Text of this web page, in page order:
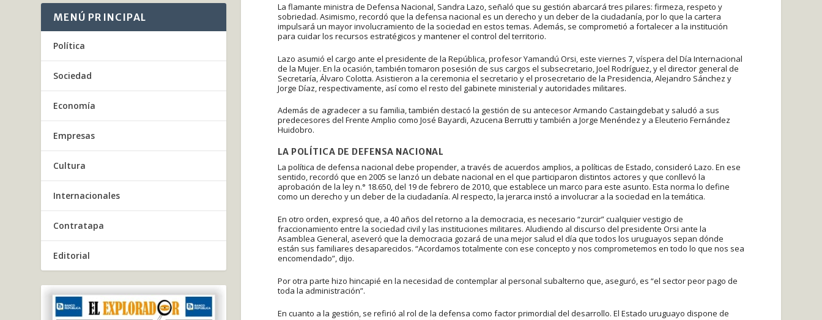
La flamante ministra de Defensa Nacional, Sandra Lazo, señaló que su gestión abarcará tres pilares: firmeza, respeto y
sobriedad. Asimismo, recordó que la defensa nacional es un derecho y un deber de la ciudadanía, por lo que la cartera
impulsará un mayor involucramiento de la sociedad en estos temas. Además, se comprometió a fortalecer a la institución
para cuidar los recursos estratégicos y mantener el control del territorio.
Lazo asumió el cargo ante el presidente de la República, profesor Yamandú Orsi, este viernes 7, víspera del Día Internacional
de la Mujer. En la ocasión, también tomaron posesión de sus cargos el subsecretario, Joel Rodríguez, y el director general de
Secretaría, Álvaro Colotta. Asistieron a la ceremonia el secretario y el prosecretario de la Presidencia, Alejandro Sánchez y
Jorge Díaz, respectivamente, así como el resto del gabinete ministerial y autoridades militares.
Además de agradecer a su familia, también destacó la gestión de su antecesor Armando Castaingdebat y saludó a sus
predecesores del Frente Amplio como José Bayardi, Azucena Berrutti y también a Jorge Menéndez y a Eleuterio Fernández
Huidobro.
LA POLÍTICA DE DEFENSA NACIONAL
La política de defensa nacional debe propender, a través de acuerdos amplios, a políticas de Estado, consideró Lazo. En ese
sentido, recordó que en 2005 se lanzó un debate nacional en el que participaron distintos actores y que conllevó la
aprobación de la ley n.° 18.650, del 19 de febrero de 2010, que establece un marco para este asunto. Esta norma lo define
como un derecho y un deber de la ciudadanía. Al respecto, la jerarca instó a involucrar a la sociedad en la temática.
En otro orden, expresó que, a 40 años del retorno a la democracia, es necesario “zurcir” cualquier vestigio de
fraccionamiento entre la sociedad civil y las instituciones militares. Aludiendo al discurso del presidente Orsi ante la
Asamblea General, aseveró que la democracia gozará de una mejor salud el día que todos los uruguayos sepan dónde
están sus familiares desaparecidos. “Acordamos totalmente con ese concepto y nos comprometemos en todo lo que nos sea
encomendado”, dijo.
Por otra parte hizo hincapié en la necesidad de contemplar al personal subalterno que, aseguró, es “el sector peor pago de
toda la administración”.
En cuanto a la gestión, se refirió al rol de la defensa como factor primordial del desarrollo. El Estado uruguayo dispone de
MENÚ PRINCIPAL
Política
Sociedad
Economía
Empresas
Cultura
Internacionales
Contratapa
Editorial